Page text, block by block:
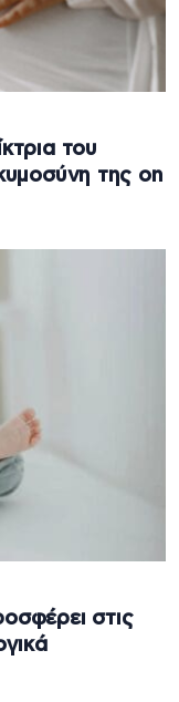
του
της on
στις